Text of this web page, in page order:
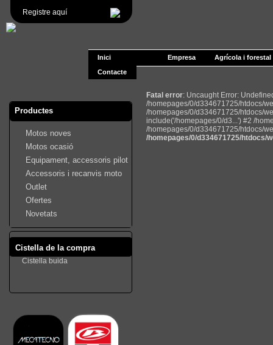
Registre aquí
Inici Empresa
Agrícola i forestal
Contacte
Productes
Motos noves
Motos ocasió
Equipament, accessoris pilot
Accessoris i recanvis moto
Outlet
Ofertes
Novetats
Cistella de la compra
Cistella buida
Fatal error: Uncaught Error:
/homepages/0/d334671725/htdocs/
/homepages/0/d334671725/htdocs/
include('/homepages/0/d3...') #2 /
/homepages/0/d334671725/htdocs/
/homepages/0/d334671725/htdocs/